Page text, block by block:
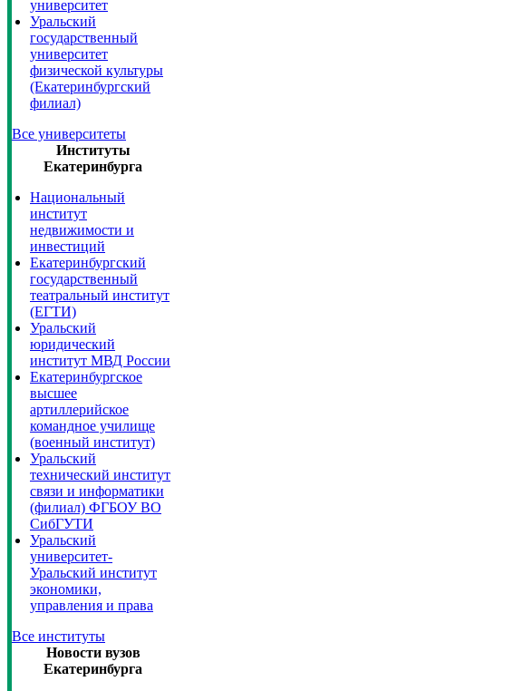
университет
Уральский
государственный
университет
физической культуры
(Екатеринбургский
филиал)
Все университеты
Институты
Екатеринбурга
Национальный
институт
недвижимости и
инвестиций
Екатеринбургский
государственный
театральный институт
(ЕГТИ)
Уральский
юридический
институт МВД России
Екатеринбургское
высшее
артиллерийское
командное училище
(военный институт)
Уральский
технический институт
связи и информатики
(филиал) ФГБОУ ВО
СибГУТИ
Уральский
университет-
Уральский институт
экономики,
управления и права
Все институты
Новости вузов
Екатеринбурга